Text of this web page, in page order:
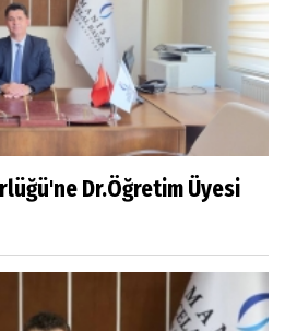
Kollarındaki Ruhuma
Dr.Öğretim Üyesi